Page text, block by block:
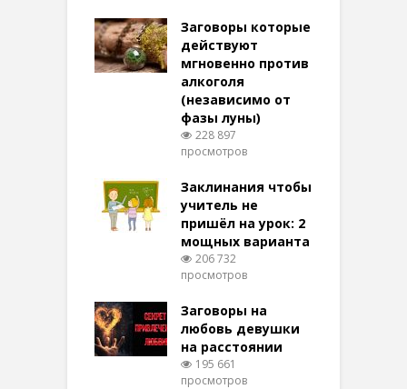
Заговоры которые
действуют
мгновенно против
алкоголя
(независимо от
фазы луны)
228 897
просмотров
Заклинания чтобы
учитель не
пришёл на урок: 2
мощных варианта
206 732
просмотров
Заговоры на
любовь девушки
на расстоянии
195 661
просмотров